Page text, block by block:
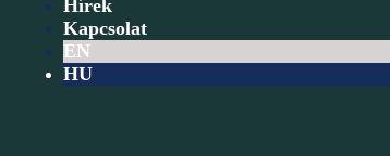
Hírek
Kapcsolat
EN
HU